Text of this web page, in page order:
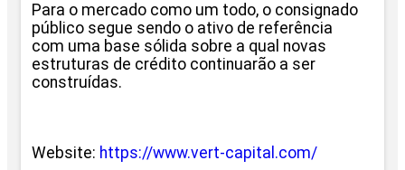
Para o mercado como um todo, o consignado
público segue sendo o ativo de referência
com uma base sólida sobre a qual novas
estruturas de crédito continuarão a ser
construídas.
Website: https://www.vert-capital.com/